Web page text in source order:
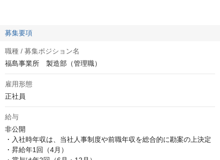
募集要項
職種 / 募集ポジション名
福島事業所 製造部（管理職）
雇用形態
正社員
給与
非公開
・入社時年収は、当社人事制度や前職年収を総合的に勘案の上決定
・昇給年1回（4月）